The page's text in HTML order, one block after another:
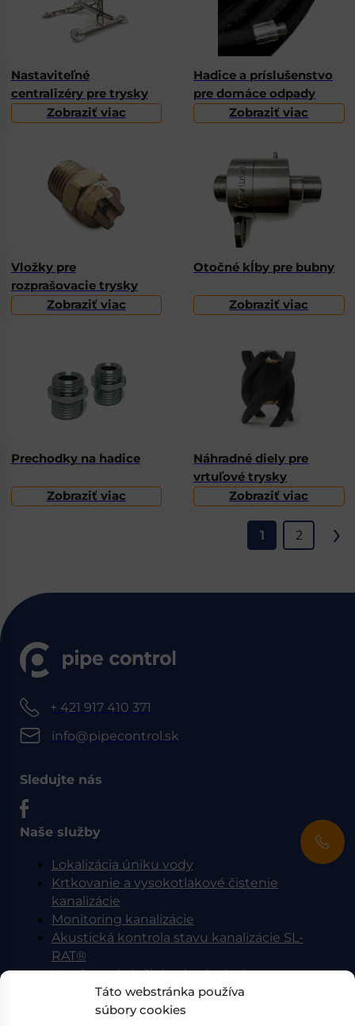
Táto webstránka používa
súbory cookies
Nastaviteľné
centralizéry pre trysky
Zobraziť viac
Hadice a príslušenstvo
pre domáce odpady
Zobraziť viac
Vložky pre
rozprašovacie trysky
Zobraziť viac
Otočné kĺby pre bubny
Zobraziť viac
Prechodky na hadice
Zobraziť viac
Náhradné diely pre
vrtuľové trysky
Zobraziť viac
1 2 ›
+ 421 917 410 371
info@pipecontrol.sk
Sledujte nás
Naše služby
Lokalizácia úniku vody
Krtkovanie a vysokotlakové čistenie
kanalizácie
Monitoring kanalizácie
Akustická kontrola stavu kanalizácie SL-
RAT®
Vytyčovanie inžinierskych sietí
Úspora vody